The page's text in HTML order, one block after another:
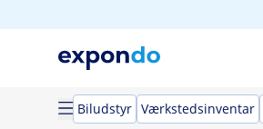
Biludstyr Værkstedsinventar